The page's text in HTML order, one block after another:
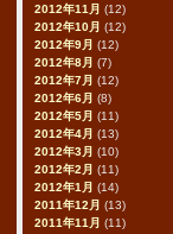
2012年11月 (12)
2012年10月 (12)
2012年9月 (12)
2012年8月 (7)
2012年7月 (12)
2012年6月 (8)
2012年5月 (11)
2012年4月 (13)
2012年3月 (10)
2012年2月 (11)
2012年1月 (14)
2011年12月 (13)
2011年11月 (11)